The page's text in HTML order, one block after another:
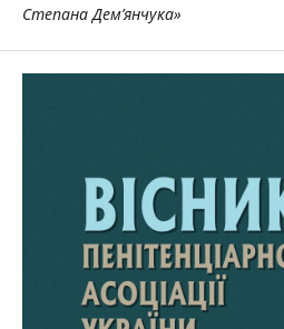
Степана Дем’янчука»